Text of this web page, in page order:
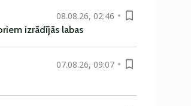
08.08.26, 02:46
izrādījās labas
07.08.26, 09:07